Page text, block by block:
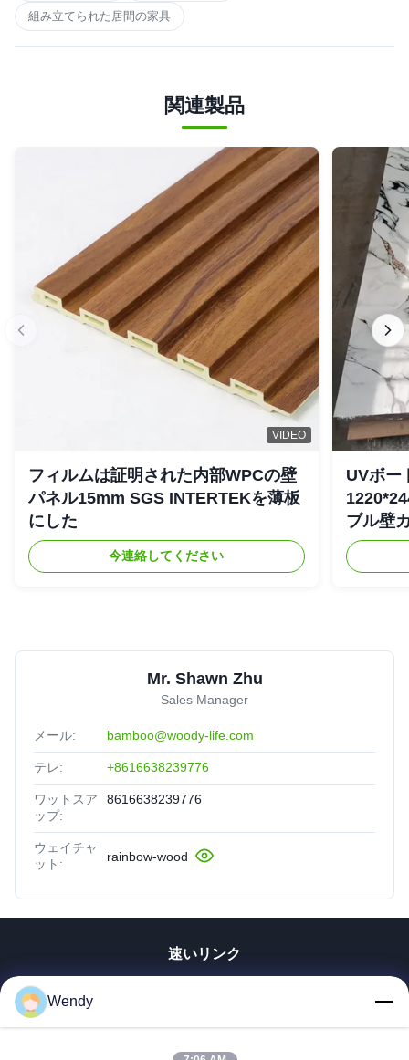
組み立てられた居間の家具
関連製品
VIDEO
フィルムは証明された内部WPCの壁
パネル15mm SGS INTERTEKを薄板
にした
今連絡してください
UVボー
ブル壁
Mr. Shawn Zhu
Sales Manager
メール: bamboo@woody-life.com
テレ: +8616638239776
ワットスア
ップ:
8616638239776
ウェイチャ
ット:
rainbow-wood
速いリンク
Wendy